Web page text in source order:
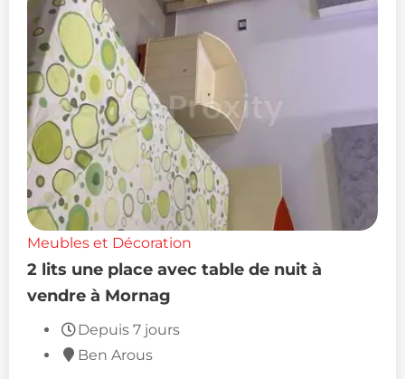
Meubles et Décoration
2 lits une place avec table de nuit à
vendre à Mornag
Depuis 7 jours
Ben Arous